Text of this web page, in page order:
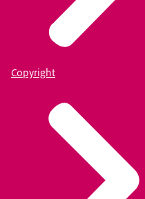
Copyright